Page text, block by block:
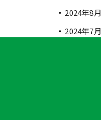
2024年8月
2024年7月